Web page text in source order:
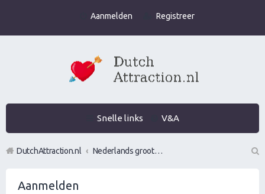
Aanmelden Registreer
Snelle links V&A
DutchAttraction.nl
Nederlands grootste Dutch Attraction, Lifestyle, Vrouwen versieren en Pick-Up (PUA) Forum
Aanmelden